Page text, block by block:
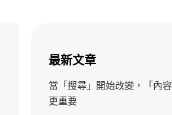
最新文章
當「搜尋」開始改變，「內
更重要